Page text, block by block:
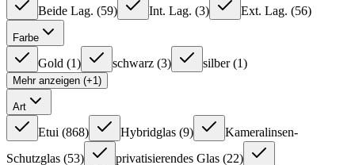
Beide Lag. (59) Int. Lag. (3) Ext. Lag. (56)
Farbe
Gold (1) schwarz (3) silber (1)
Mehr anzeigen (+1)
Art
Etui (868) Hybridglas (9)
Kameralinsen-
Schutzglas (53) privatisierendes Glas (22)